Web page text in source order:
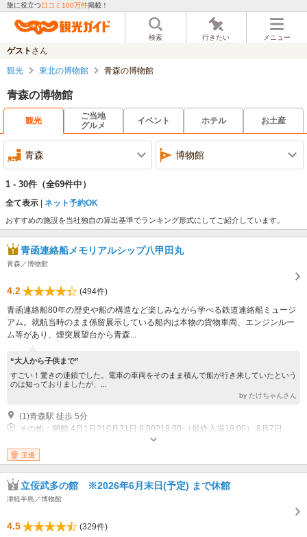
旅に役立つ口コミ100万件掲載！
検索 行きたい メニュー
ゲスト さん
観光 東北の博物館 青森の博物館
青森の博物館
観光
ご当地
グルメ
イベント ホテル お土産
青森 博物館
1 - 30件 （全69件中）
全て表示 ネット予約OK
おすすめの施設を当社独自の算出基準でランキング形式にしてご紹介しています。
青函連絡船メモリアルシップ八甲田丸
青森／博物館
4.2
(494件)
青函連絡船80年の歴史や船の構造など楽しみながら学べる鉄道連絡船ミュージ
アム。就航当時のまま係留展示している船内は本物の貨物車両、エンジンルー
ム等があり、煙突展望台から青森...
“大人から子供まで”
すごい！驚きの連鎖でした。電車の車両をそのまま積んで船が行き来していたという
のは知っておりましたが、...
by たけちゃんさん
(1)青森駅 徒歩 5分
その他：開館 4月1日?10月31日 9:00?19:00 （最終入場18:00） 8月7日
9:00?15:00（最終入場14:30） 11月1日?3月31日9:00?17:00（最終入場
16:30） 休館 12月31日?1月1日 （3月は要問合せ） 11月1日?3月31日毎週
月曜（祝日・振替休日の場合は翌日）、3月第2週月?金曜
王道
立佞武多の館 ※2026年6月末日(予定) まで休館
津軽半島／博物館
4.5
(329件)